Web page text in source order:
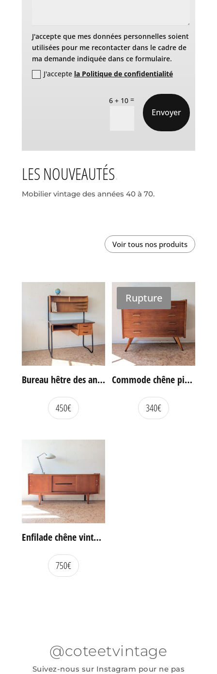
J'accepte que mes données personnelles soient
utilisées pour me recontacter dans le cadre de
ma demande indiquée dans ce formulaire.
J'accepte la Politique de confidentialité
6 + 10 =
Envoyer
LES NOUVEAUTÉS
Mobilier vintage des années 40 à 70.
Voir tous nos produits
Bureau hêtre des années 60
450€
Rupture
Commode chêne pieds compas vintage
340€
Enfilade chêne vintage portes coulissantes
750€
@coteetvintage
Suivez-nous sur Instagram pour ne pas